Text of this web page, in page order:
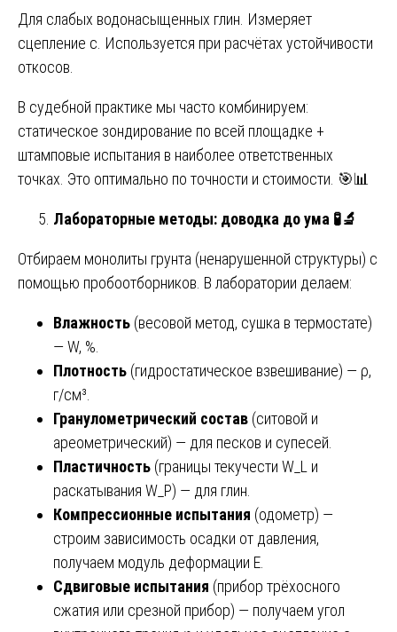
Для слабых водонасыщенных глин. Измеряет
сцепление c. Используется при расчётах устойчивости
откосов.
В судебной практике мы часто комбинируем:
статическое зондирование по всей площадке +
штамповые испытания в наиболее ответственных
точках. Это оптимально по точности и стоимости. 🎯📊
Лабораторные методы: доводка до ума 🧪🔬
Отбираем монолиты грунта (ненарушенной структуры) с
помощью пробоотборников. В лаборатории делаем:
Влажность (весовой метод, сушка в термостате)
— W, %.
Плотность (гидростатическое взвешивание) — ρ,
г/см³.
Гранулометрический состав (ситовой и
ареометрический) — для песков и супесей.
Пластичность (границы текучести W_L и
раскатывания W_P) — для глин.
Компрессионные испытания (одометр) —
строим зависимость осадки от давления,
получаем модуль деформации E.
Сдвиговые испытания (прибор трёхосного
сжатия или срезной прибор) — получаем угол